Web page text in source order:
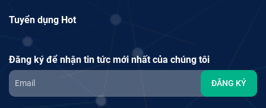
Tuyển dụng Hot
Đăng ký để nhận tin tức mới nhất của chúng tôi
ĐĂNG KÝ